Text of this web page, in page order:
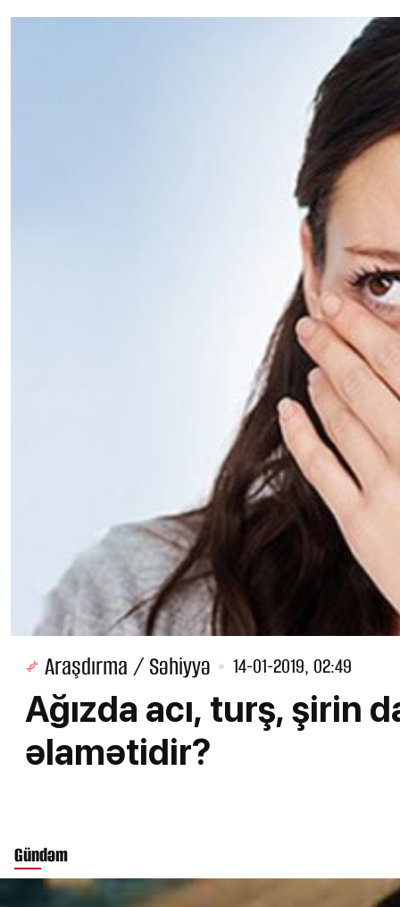
Araşdırma / Səhiyyə 14-01-2019, 02:49
Ağızda acı, turş, şirin
əlamətidir?
Gündəm